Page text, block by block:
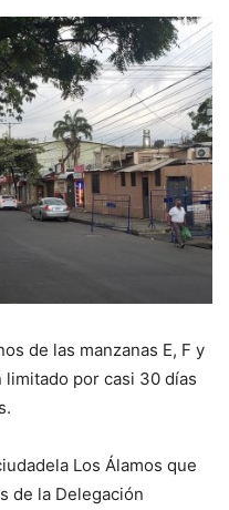
de las manzanas E, F y
limitado por casi 30 días
Los Álamos que
de la Delegación